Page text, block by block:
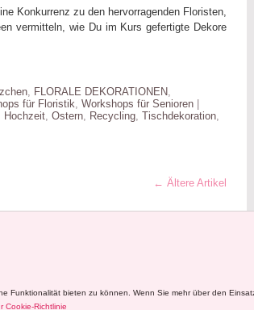
Konkurrenz zu den hervorragenden Floristen,
vermitteln, wie Du im Kurs gefertigte Dekore
, FLORALE DEKORATIONEN,
für Floristik, Workshops für Senioren
Hochzeit, Ostern, Recycling, Tischdekoration,
← Ältere Artikel
Funktionalität bieten zu können. Wenn Sie mehr über den
Cookie-Richtlinie